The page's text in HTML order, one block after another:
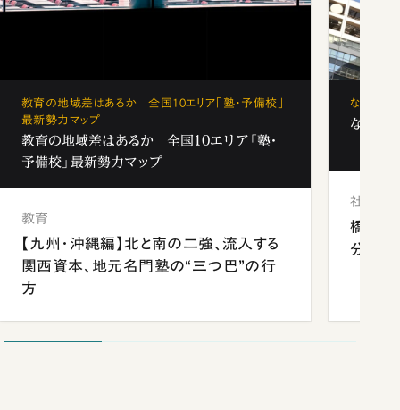
教育の地域差はあるか 全国10エリア「塾・予備校」
最新勢力マップ
教育の地域差はあるか 全国10エリア「塾・
予備校」最新勢力マップ
教育
【九州・沖縄編】北と南の二強、流入する
関西資本、地元名門塾の“三つ巴”の行
方
なぜ「フ
なぜ「
社会
橋本愛
分 佐